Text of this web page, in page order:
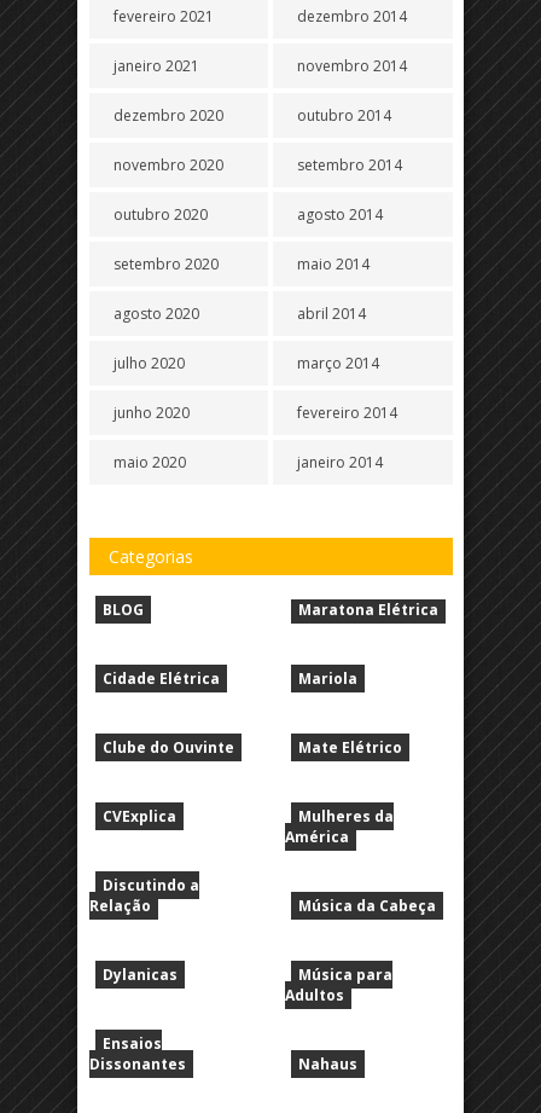
fevereiro 2021
janeiro 2021
dezembro 2020
novembro 2020
outubro 2020
setembro 2020
agosto 2020
julho 2020
junho 2020
maio 2020
dezembro 2014
novembro 2014
outubro 2014
setembro 2014
agosto 2014
maio 2014
abril 2014
março 2014
fevereiro 2014
janeiro 2014
Categorias
BLOG
Cidade Elétrica
Clube do Ouvinte
CVExplica
Discutindo a
Relação
Dylanicas
Ensaios
Dissonantes
Maratona Elétrica
Mariola
Mate Elétrico
Mulheres da
América
Música da Cabeça
Música para
Adultos
Nahaus